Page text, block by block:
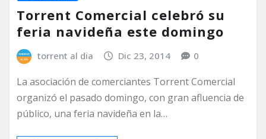
Torrent Comercial celebró su
feria navideña este domingo
torrent al dia Dic 23, 2014 0
La asociación de comerciantes Torrent Comercial
organizó el pasado domingo, con gran afluencia de
público, una feria navideña en la…